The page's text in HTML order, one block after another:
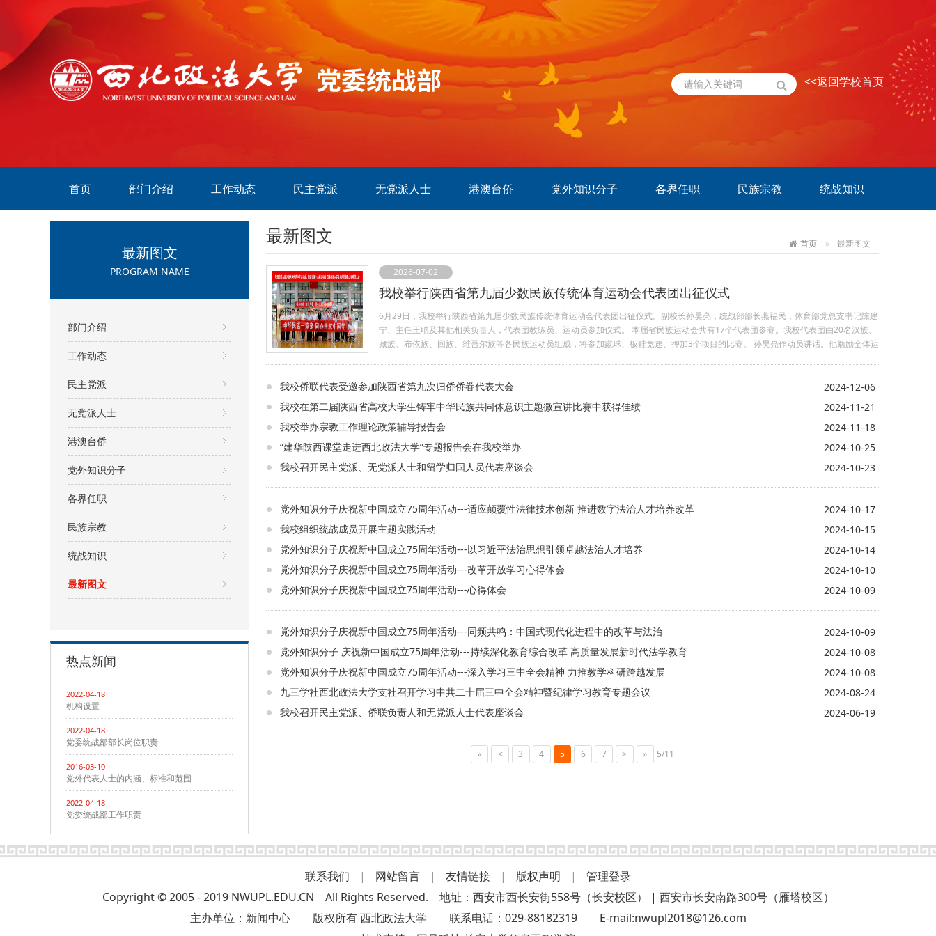
<<返回学校首页
首页 部门介绍 工作动态 民主党派 无党派人士 港澳台侨 党外知识分子 各界任职 民族宗教 统战知识
最新图文
PROGRAM NAME
部门介绍
工作动态
民主党派
无党派人士
港澳台侨
党外知识分子
各界任职
民族宗教
统战知识
最新图文
热点新闻
2022-04-18
机构设置
2022-04-18
党委统战部部长岗位职责
2016-03-10
党外代表人士的内涵、标准和范围
2022-04-18
党委统战部工作职责
首页 最新图文
最新图文
2026-07-02
我校举行陕西省第九届少数民族传统体育运动会代表团出征仪式
6月29日，我校举行陕西省第九届少数民族传统体育运动会代表团出征仪式。副校长孙昊亮，统战部部长燕福民，体育部党总支书记陈建
宁、主任王聃及其他相关负责人，代表团教练员、运动员参加仪式。 本届省民族运动会共有17个代表团参赛。我校代表团由20名汉族、
藏族、布依族、回族、维吾尔族等各民族运动员组成，将参加蹴球、板鞋竞速、押加3个项目的比赛。 孙昊亮作动员讲话。他勉励全体运
合组建，是学校推动各民族交往交流交融、持续铸牢中华民族共同体意识的生动实践，也是我校民族团结进步工作成果展示的重要平
台。赛场上，我校运动员将以体育竞技为纽带，展现体育精神，诠释“中华民族一家亲”的深厚内涵，充分展现我校各族师生同心聚力、奋
勇争先的良好精神风貌。
我校侨联代表受邀参加陕西省第九次归侨侨眷代表大会
2024-12-06
我校在第二届陕西省高校大学生铸牢中华民族共同体意识主题微宣讲比赛中获得佳绩
2024-11-21
我校举办宗教工作理论政策辅导报告会
2024-11-18
“建华陕西课堂走进西北政法大学”专题报告会在我校举办
2024-10-25
我校召开民主党派、无党派人士和留学归国人员代表座谈会
2024-10-23
党外知识分子庆祝新中国成立75周年活动---适应颠覆性法律技术创新 推进数字法治人才培养改革
2024-10-17
我校组织统战成员开展主题实践活动
2024-10-15
党外知识分子庆祝新中国成立75周年活动---以习近平法治思想引领卓越法治人才培养
2024-10-14
党外知识分子庆祝新中国成立75周年活动---改革开放学习心得体会
2024-10-10
党外知识分子庆祝新中国成立75周年活动---心得体会
2024-10-09
党外知识分子庆祝新中国成立75周年活动---同频共鸣：中国式现代化进程中的改革与法治
2024-10-09
党外知识分子 庆祝新中国成立75周年活动---持续深化教育综合改革 高质量发展新时代法学教育
2024-10-08
党外知识分子庆祝新中国成立75周年活动---深入学习三中全会精神 力推教学科研跨越发展
2024-10-08
九三学社西北政法大学支社召开学习中共二十届三中全会精神暨纪律学习教育专题会议
2024-08-24
我校召开民主党派、侨联负责人和无党派人士代表座谈会
2024-06-19
« < 3 4 5 6 7 > » 5/11
联系我们 | 网站留言 | 友情链接 | 版权声明 |
管理登录
Copyright © 2005 - 2019 NWUPL.EDU.CN All Rights Reserved. 地址：西安市西长安街558号（长安校区） | 西安市长安南路300号（雁塔校区）
主办单位：新闻中心 版权所有 西北政法大学 联系电话：029-88182319 E-mail:nwupl2018@126.com